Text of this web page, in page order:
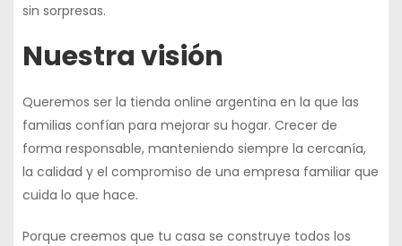
sin sorpresas.
Nuestra visión
Queremos ser la tienda online argentina en la que las
familias confían para mejorar su hogar. Crecer de
forma responsable, manteniendo siempre la cercanía,
la calidad y el compromiso de una empresa familiar que
cuida lo que hace.
Porque creemos que tu casa se construye todos los